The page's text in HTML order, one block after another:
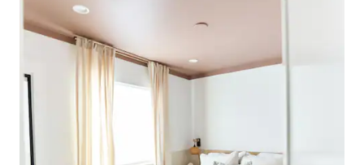
concassé, sel de mer, cannelle, etc.
SÉANCES PHOTO : nous sommes
ouverts aux séances photo, mais cela
doit être divulgué à l'avance car nous
avons des frais de location séparés.